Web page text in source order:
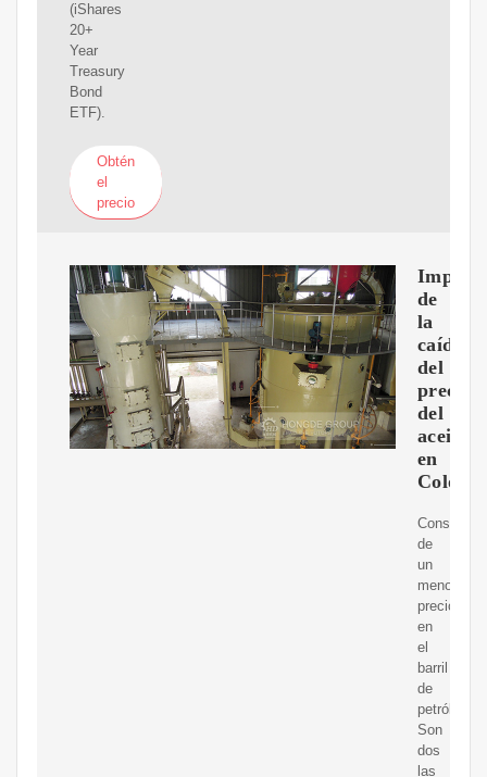
(iShares
20+
Year
Treasury
Bond
ETF).
Obtén
el
precio
de
la
caída
del
precio
del
aceite
en
de
un
menor
precio
en
el
barril
de
petróleo.
Son
dos
las